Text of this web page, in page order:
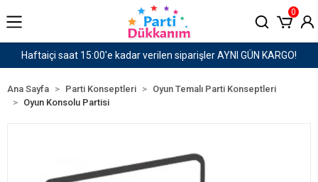
Haftaiçi saat 15:00'e kadar verilen siparişler AYNI GÜN KARGO!
0
Ana Sayfa Parti Konseptleri
Oyun Temalı Parti Konseptleri
Oyun Konsolu Partisi